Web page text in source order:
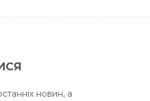
новин, а